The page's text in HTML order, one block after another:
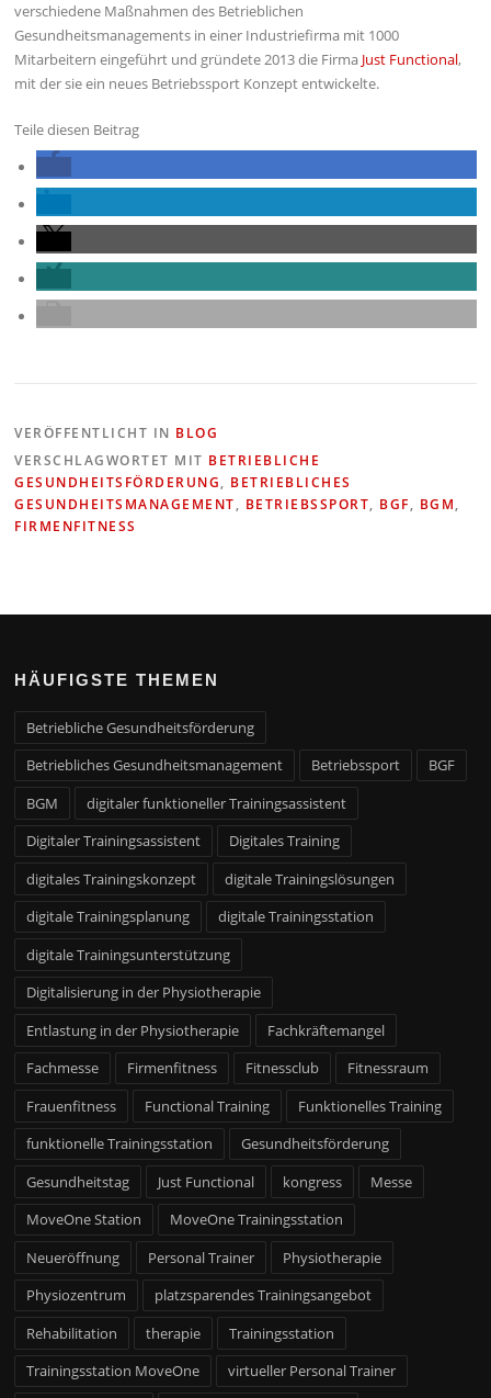
verschiedene Maßnahmen des Betrieblichen
Gesundheitsmanagements in einer Industriefirma mit 1000
Mitarbeitern eingeführt und gründete 2013 die Firma Just Functional,
mit der sie ein neues Betriebssport Konzept entwickelte.
Teile diesen Beitrag
VERÖFFENTLICHT IN BLOG
VERSCHLAGWORTET MIT BETRIEBLICHE
GESUNDHEITSFÖRDERUNG, BETRIEBLICHES
GESUNDHEITSMANAGEMENT, BETRIEBSSPORT, BGF, BGM,
FIRMENFITNESS
HÄUFIGSTE THEMEN
Betriebliche Gesundheitsförderung
Betriebliches Gesundheitsmanagement
Betriebssport
BGF
BGM
digitaler funktioneller Trainingsassistent
Digitaler Trainingsassistent
Digitales Training
digitales Trainingskonzept
digitale Trainingslösungen
digitale Trainingsplanung
digitale Trainingsstation
digitale Trainingsunterstützung
Digitalisierung in der Physiotherapie
Entlastung in der Physiotherapie
Fachkräftemangel
Fachmesse
Firmenfitness Fitnessclub
Fitnessraum
Frauenfitness
Functional Training
Funktionelles Training
funktionelle Trainingsstation
Gesundheitsförderung
Gesundheitstag
Just Functional kongress
Messe
MoveOne Station
MoveOne Trainingsstation
Neueröffnung
Personal Trainer
Physiotherapie
Physiozentrum
platzsparendes Trainingsangebot
Rehabilitation
therapie
Trainingsstation
Trainingsstation MoveOne
virtueller Personal Trainer